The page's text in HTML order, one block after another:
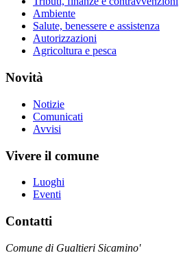
Ambiente
Salute, benessere e assistenza
Autorizzazioni
Agricoltura e pesca
Novità
Notizie
Comunicati
Avvisi
Vivere il comune
Luoghi
Eventi
Contatti
Comune di Gualtieri Sicamino'